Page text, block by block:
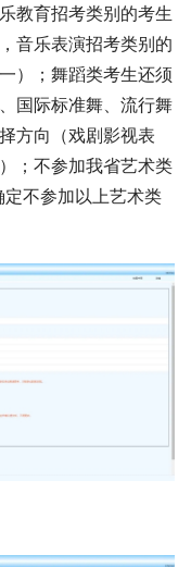
教育招考类别的考生
音乐表演招考类别的
）；舞蹈类考生还须
国际标准舞、流行舞
方向（戏剧影视表
；不参加我省艺术类
不参加以上艺术类